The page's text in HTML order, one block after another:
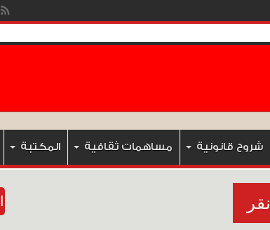
شروح قانونية مساهمات ثقافية المكتبة
انقر